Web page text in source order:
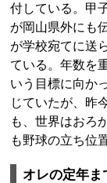
付している。甲
が岡山県外にも
が学校宛てに送
ている。年数を
いう目標に向か
じていたが、昨
も、世界はおろ
も野球の立ち位
オレの定年